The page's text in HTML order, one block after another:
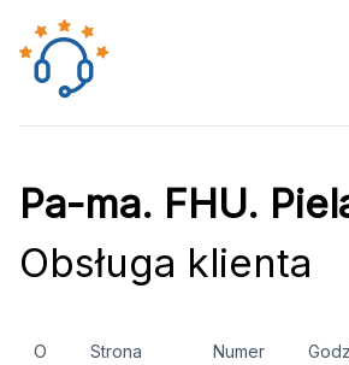
Pa-ma. FHU.
Obsługa klienta
O
Strona
Numer